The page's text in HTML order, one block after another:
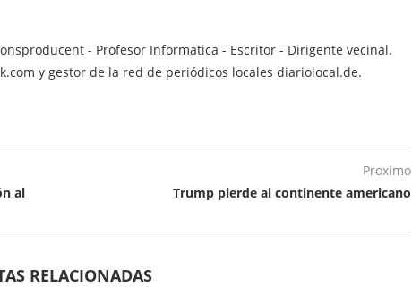
- Profesor Informatica - Escritor - Dirigente vecinal.
y gestor de la red de periódicos locales diariolocal.de.
al
Proximo
Trump pierde al continente americano
RELACIONADAS